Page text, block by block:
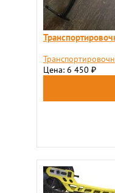
Цена: 6 450 ₽